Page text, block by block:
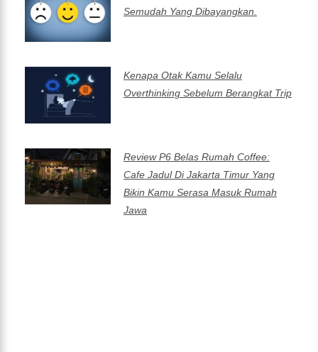
Semudah Yang Dibayangkan.
Kenapa Otak Kamu Selalu
Overthinking Sebelum Berangkat Trip
Review P6 Belas Rumah Coffee:
Cafe Jadul Di Jakarta Timur Yang
Bikin Kamu Serasa Masuk Rumah
Jawa